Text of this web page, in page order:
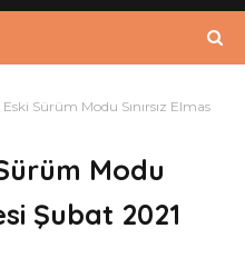
Sürüm Modu Sınırsız Elmas
Modu
Şubat 2021